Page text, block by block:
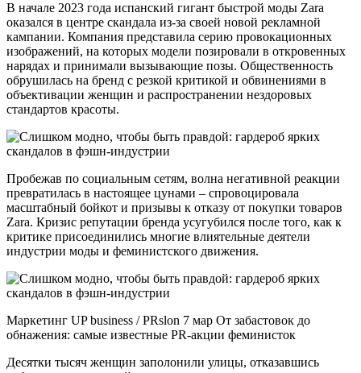
В начале 2023 года испанский гигант быстрой моды Zara
оказался в центре скандала из-за своей новой рекламной
кампании. Компания представила серию провокационных
изображений, на которых модели позировали в откровенных
нарядах и принимали вызывающие позы. Общественность
обрушилась на бренд с резкой критикой и обвинениями в
объективации женщин и распространении нездоровых
стандартов красоты.
Пробежав по социальным сетям, волна негативной реакции
превратилась в настоящее цунами – спровоцировала
масштабный бойкот и призывы к отказу от покупки товаров
Zara. Кризис репутации бренда усугубился после того, как к
критике присоединились многие влиятельные деятели
индустрии моды и феминистского движения.
Маркетинг UP business / PRslon 7 мар От забастовок до
обнажения: самые известные PR-акции феминисток
Десятки тысяч женщин заполонили улицы, отказавшись